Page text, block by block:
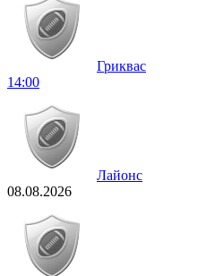
Гриквас
14:00
Лайонс
08.08.2026